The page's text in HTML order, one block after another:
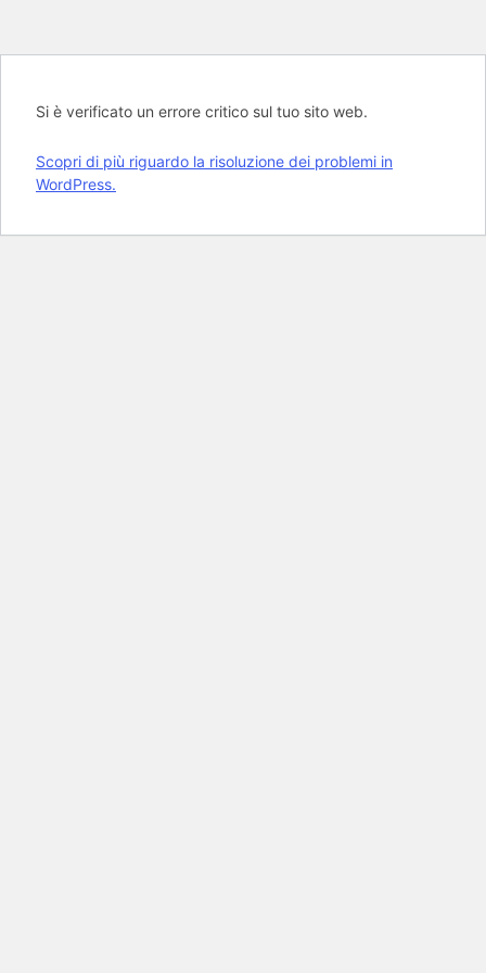
Si è verificato un errore critico sul tuo sito web.
Scopri di più riguardo la risoluzione dei problemi in
WordPress.